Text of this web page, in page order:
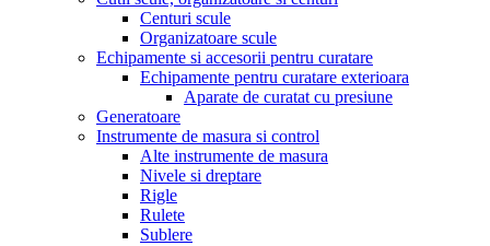
Centuri scule
Organizatoare scule
Echipamente si accesorii pentru curatare
Echipamente pentru curatare exterioara
Aparate de curatat cu presiune
Generatoare
Instrumente de masura si control
Alte instrumente de masura
Nivele si dreptare
Rigle
Rulete
Sublere